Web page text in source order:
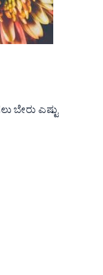
ಬೇರು ಎಷ್ಟು